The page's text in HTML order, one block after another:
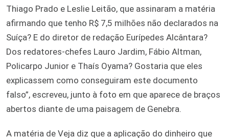
Thiago Prado e Leslie Leitão, que assinaram a matéria
afirmando que tenho R$ 7,5 milhões não declarados na
Suíça? E do diretor de redação Eurípedes Alcântara?
Dos redatores-chefes Lauro Jardim, Fábio Altman,
Policarpo Junior e Thaís Oyama? Gostaria que eles
explicassem como conseguiram este documento
falso”, escreveu, junto à foto em que aparece de braços
abertos diante de uma paisagem de Genebra.
A matéria de Veja diz que a aplicação do dinheiro que